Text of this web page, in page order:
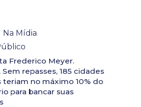
Na Mídia
Frederico Meyer.
Sem repasses, 185 cidades
teriam no máximo 10% do
para bancar suas